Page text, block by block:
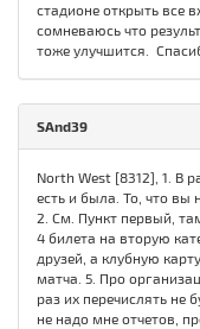
стадионе открыть все
сомневаюсь что
тоже улучшится.
SAnd39
North West [8312], 1. В
есть и была. То, что вы
2. См. Пункт первый,
4 билета на вторую
друзей, а клубную
матча. 5. Про
раз их перечислять не
не надо мне отчетов,